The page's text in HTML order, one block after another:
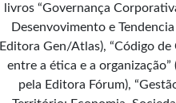
livros “Governança
Desenvovimento e
Editora Gen/Atlas), “Código
entre a ética e a organização”
pela Editora Fórum),